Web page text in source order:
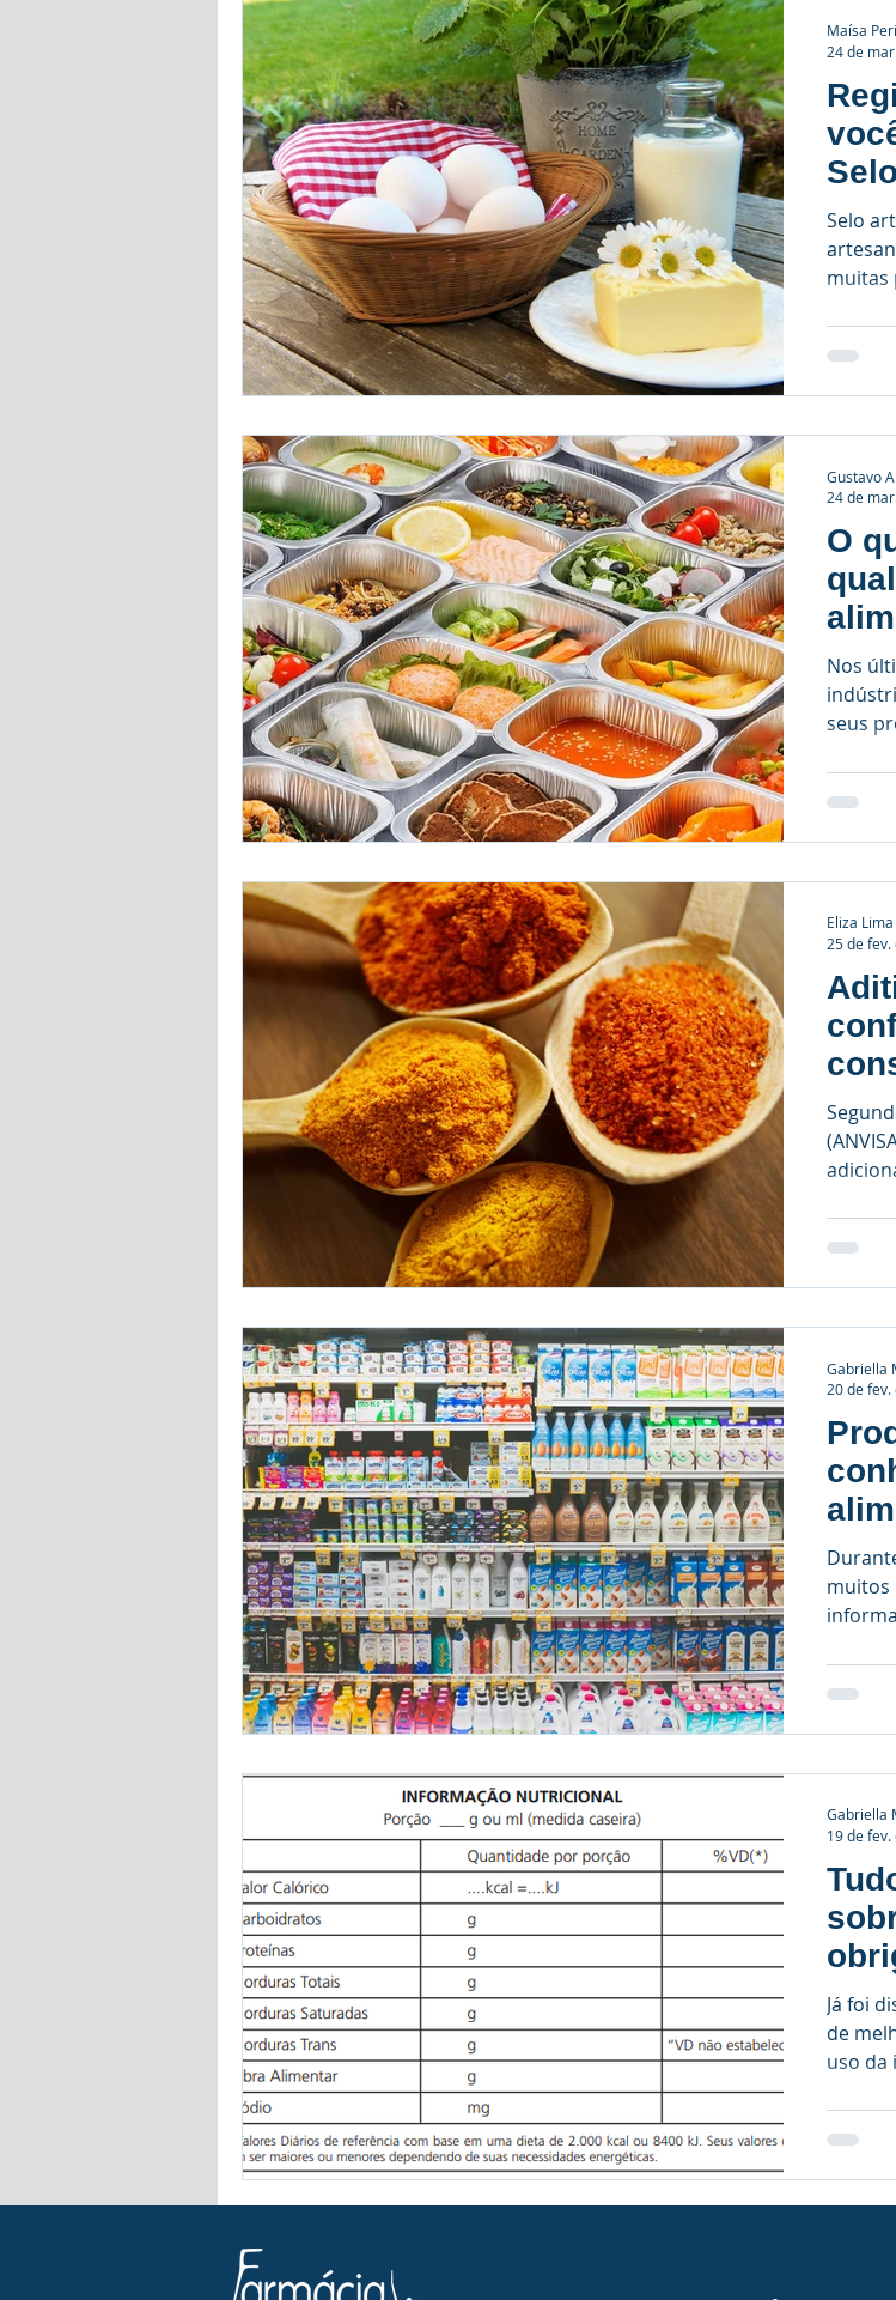
Selo
muitas
Maísa
24 de
O
Nos
seus
Gustavo
24 de
Eliza Lima
25 de fev.
muitos
Gabriella
20 de fev.
Já foi
de
uso da
Gabriella
19 de fev.